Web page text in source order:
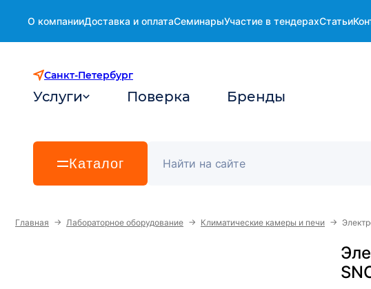
О компанииДоставка и оплатаСеминарыУчастие в тендерахСтатьи
Санкт-Петербург
Услуги Поверка Бренды
Каталог
Главная → Лабораторное оборудование → Климатические камеры и печи →